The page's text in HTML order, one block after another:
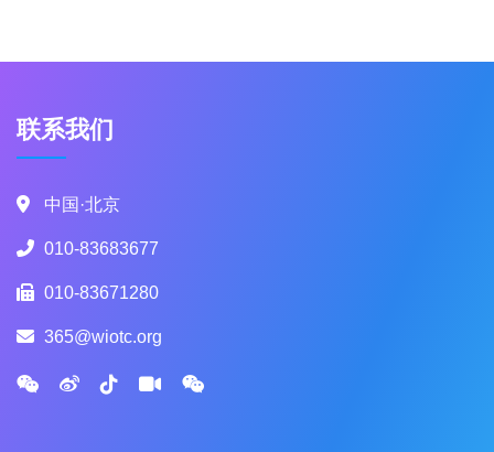
联系我们
中国·北京
010-83683677
010-83671280
365@wiotc.org